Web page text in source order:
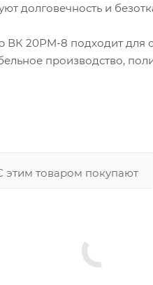
долговечность и
20РМ-8 подходит для
производство,
этим товаром покупают